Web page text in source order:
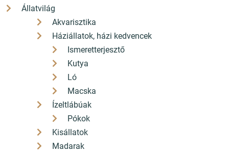
Állatvilág
Akvarisztika
Háziállatok, házi kedvencek
Ismeretterjesztő
Kutya
Ló
Macska
Ízeltlábúak
Pókok
Kisállatok
Madarak